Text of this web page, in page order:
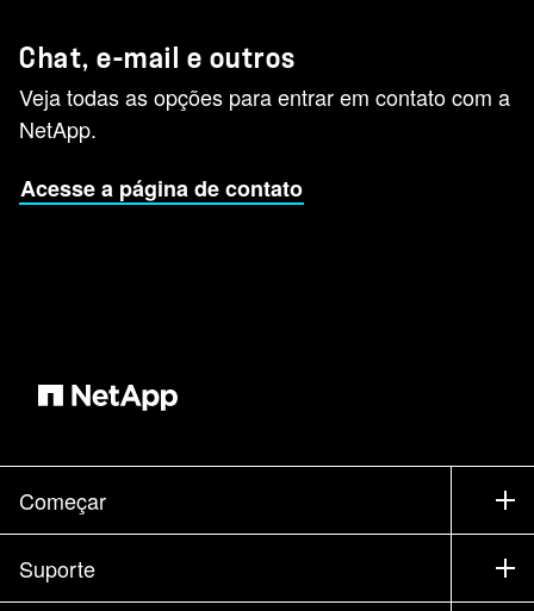
Chat, e-mail e outros
Veja todas as opções para entrar em contato com a
NetApp.
Acesse a página de contato
Começar
Como comprar
Entrar em contato com vendas
Suporte